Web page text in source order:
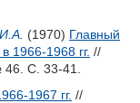
(1970) Главный
1966-1968 гг. //
С. 33-41.
1967 гг. //